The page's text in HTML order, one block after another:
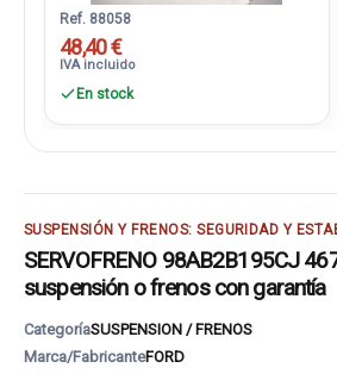
Ref. 88058
48,40 €
IVA incluido
En stock
SUSPENSIÓN Y FRENOS: SEGURIDAD Y
SERVOFRENO 98AB2B195CJ
suspensión o frenos con garantía
CategoríaSUSPENSION / FRENOS
Marca/FabricanteFORD